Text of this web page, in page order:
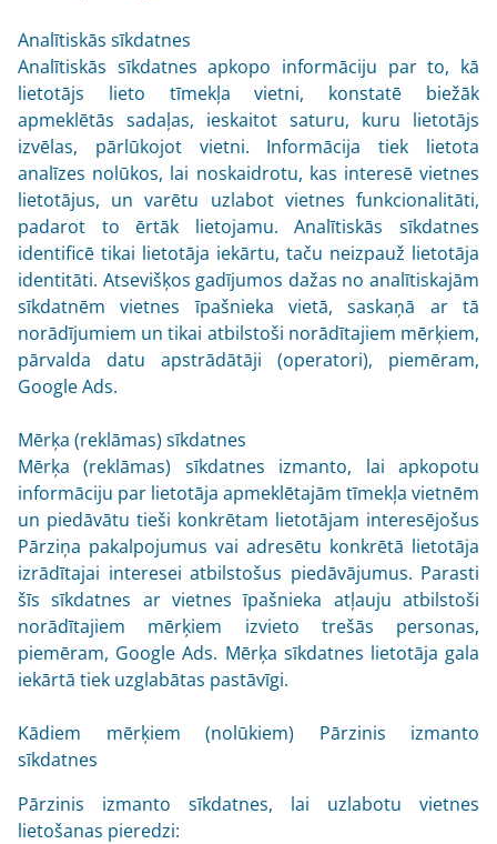
Analītiskās sīkdatnes
Analītiskās sīkdatnes apkopo informāciju par to, kā
lietotājs lieto tīmekļa vietni, konstatē biežāk
apmeklētās sadaļas, ieskaitot saturu, kuru lietotājs
izvēlas, pārlūkojot vietni. Informācija tiek lietota
analīzes nolūkos, lai noskaidrotu, kas interesē vietnes
lietotājus, un varētu uzlabot vietnes funkcionalitāti,
padarot to ērtāk lietojamu. Analītiskās sīkdatnes
identificē tikai lietotāja iekārtu, taču neizpauž lietotāja
identitāti. Atsevišķos gadījumos dažas no analītiskajām
sīkdatnēm vietnes īpašnieka vietā, saskaņā ar tā
norādījumiem un tikai atbilstoši norādītajiem mērķiem,
pārvalda datu apstrādātāji (operatori), piemēram,
Google Ads.
Mērķa (reklāmas) sīkdatnes
Mērķa (reklāmas) sīkdatnes izmanto, lai apkopotu
informāciju par lietotāja apmeklētajām tīmekļa vietnēm
un piedāvātu tieši konkrētam lietotājam interesējošus
Pārziņa pakalpojumus vai adresētu konkrētā lietotāja
izrādītajai interesei atbilstošus piedāvājumus. Parasti
šīs sīkdatnes ar vietnes īpašnieka atļauju atbilstoši
norādītajiem mērķiem izvieto trešās personas,
piemēram, Google Ads. Mērķa sīkdatnes lietotāja gala
iekārtā tiek uzglabātas pastāvīgi.
Kādiem mērķiem (nolūkiem) Pārzinis izmanto
sīkdatnes
Pārzinis izmanto sīkdatnes, lai uzlabotu vietnes
lietošanas pieredzi: